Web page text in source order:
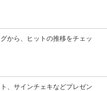
から、ヒットの推移をチェッ
、サインチェキなどプレゼン